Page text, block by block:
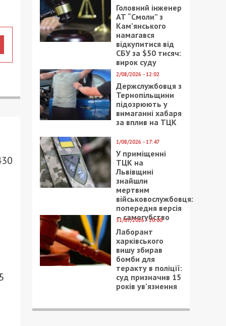
Головний інженер
АТ “Смоли” з
Кам’янського
намагався
відкупитися від
СБУ за $50 тисяч:
вирок суду
2/08/2026 - 12:02
Держслужбовця з
Тернопільщини
підозрюють у
вимаганні хабаря
за вплив на ТЦК
1/08/2026 - 17:47
У приміщенні
ТЦК на
Львівщині
знайшли
мертвим
військовослужбовця:
попередня версія
– самогубство
31/07/2026 - 20:00
Лаборант
харківського
вишу збирав
бомби для
теракту в поліції:
суд призначив 15
років ув’язнення